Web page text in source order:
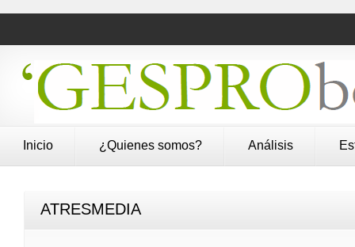
Inicio ¿Quienes somos? Análisis
ATRESMEDIA